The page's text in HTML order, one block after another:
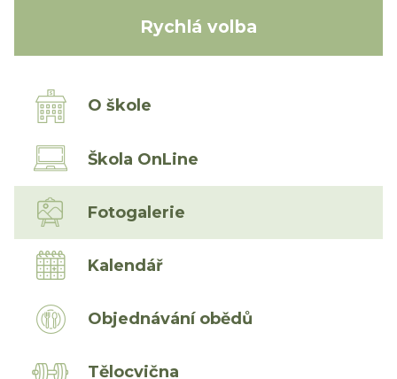
Rychlá volba
O škole
Škola OnLine
Fotogalerie
Kalendář
Objednávání obědů
Tělocvična